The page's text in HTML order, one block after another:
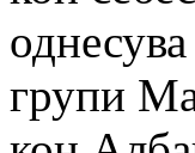
групи